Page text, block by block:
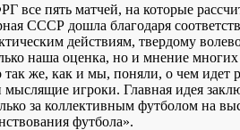
все пять матчей, на которые
СССР дошла благодаря
действиям, твердому
наша оценка, но и мнение
же, как и мы, поняли, о чем идет
игроки. Главная идея
за коллективным футболом на
футбола».